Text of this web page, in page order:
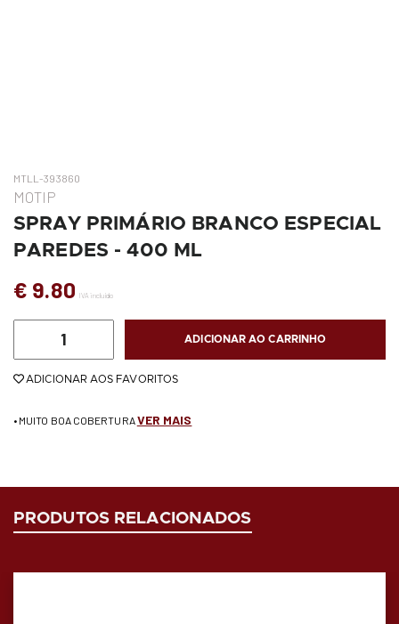
MTLL-393860
MOTIP
SPRAY PRIMÁRIO BRANCO ESPECIAL
PAREDES - 400 ML
€ 9.80 IVA incluído
ADICIONAR AO CARRINHO
ADICIONAR AOS FAVORITOS
• MUITO BOA COBERTURA VER MAIS
PRODUTOS RELACIONADOS